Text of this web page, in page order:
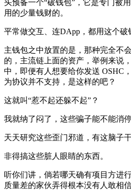
头预备一个“破钱包”，它是专门被
用的少量钱财的。
平常做交互、连DApp，都用这个破
主钱包之中放置的是，那种完全不
的，主流链上面的资产，举例来说
中，即便有人想要给你发送 OSHC
为协议并不支持，是这样的吧？
这就叫“惹不起还躲不起”？
我就纳了闷了，这些骗子能不能消
天天研究这些歪门邪道，有这脑子
非得搞这些脏人眼睛的东西。
听你们讲，倘若哪天确有项目方进
质量差的家伙弄得根本没有人敢相